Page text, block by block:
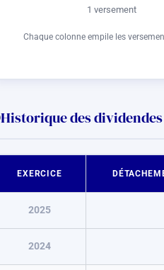
1 versement
Chaque colonne empile les
Historique des dividendes
EXERCICE
2025
2024